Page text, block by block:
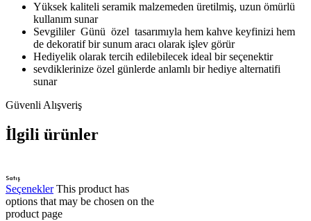
Yüksek kaliteli seramik malzemeden üretilmiş, uzun ömürlü
kullanım sunar
Sevgililer Günü özel tasarımıyla hem kahve keyfinizi hem
de dekoratif bir sunum aracı olarak işlev görür
Hediyelik olarak tercih edilebilecek ideal bir seçenektir
sevdiklerinize özel günlerde anlamlı bir hediye alternatifi
sunar
Güvenli Alışveriş
İlgili ürünler
Satış
Seçenekler This product has
options that may be chosen on the
product page